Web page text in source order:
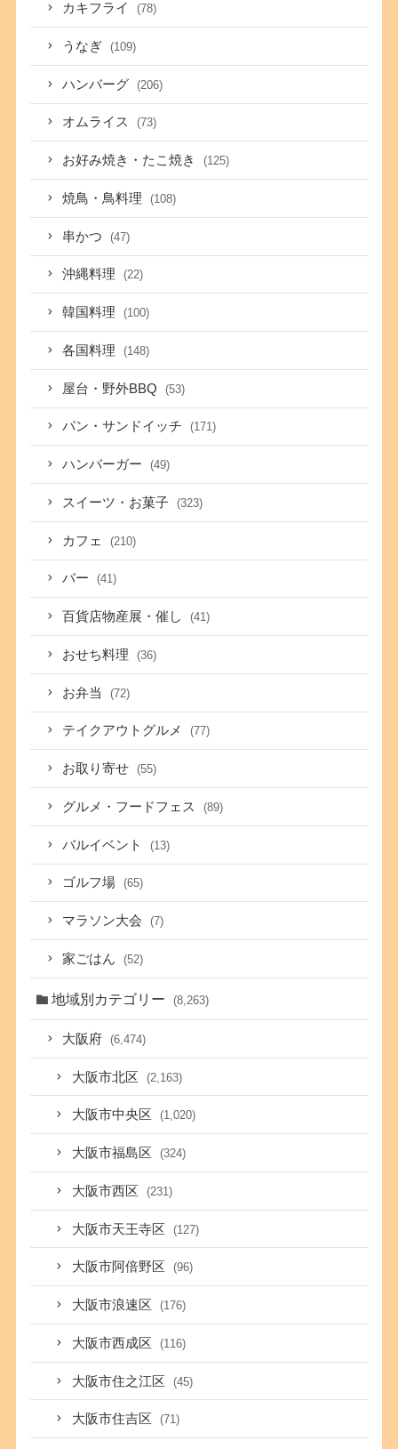
カキフライ (78)
うなぎ (109)
ハンバーグ (206)
オムライス (73)
お好み焼き・たこ焼き (125)
焼鳥・鳥料理 (108)
串かつ (47)
沖縄料理 (22)
韓国料理 (100)
各国料理 (148)
屋台・野外BBQ (53)
パン・サンドイッチ (171)
ハンバーガー (49)
スイーツ・お菓子 (323)
カフェ (210)
バー (41)
百貨店物産展・催し (41)
おせち料理 (36)
お弁当 (72)
テイクアウトグルメ (77)
お取り寄せ (55)
グルメ・フードフェス (89)
バルイベント (13)
ゴルフ場 (65)
マラソン大会 (7)
家ごはん (52)
地域別カテゴリー (8,263)
大阪府 (6,474)
大阪市北区 (2,163)
大阪市中央区 (1,020)
大阪市福島区 (324)
大阪市西区 (231)
大阪市天王寺区 (127)
大阪市阿倍野区 (96)
大阪市浪速区 (176)
大阪市西成区 (116)
大阪市住之江区 (45)
大阪市住吉区 (71)